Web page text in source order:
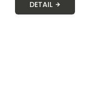
DETAIL